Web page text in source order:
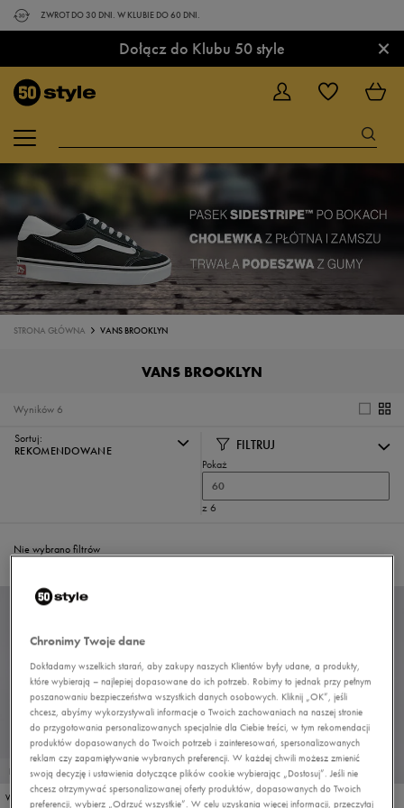
ZWROT DO 30 DNI. W KLUBIE DO 60 DNI.
Dołącz do Klubu 50 style ×
STRONA GŁÓWNA VANS BROOKLYN
VANS BROOKLYN
6
Wyników
Sortuj:
REKOMENDOWANE
FILTRUJ
Pokaż
60
z 6
Nie wybrano filtrów
PROMO: DO -30%
VANS BROOKLYN LS
PROMO: DO -30%
VANS BROOKLYN LS
Chronimy Twoje dane
Dokładamy wszelkich starań, aby zakupy naszych Klientów były udane, a produkty,
które wybierają – najlepiej dopasowane do ich potrzeb. Robimy to jednak przy pełnym
poszanowaniu bezpieczeństwa wszystkich danych osobowych. Kliknij „OK”, jeśli
chcesz, abyśmy wykorzystywali informacje o Twoich zachowaniach na naszej stronie
do przygotowania personalizowanych specjalnie dla Ciebie treści, w tym rekomendacji
produktów dopasowanych do Twoich potrzeb i zainteresowań, spersonalizowanych
reklam czy zapamiętywanie wybranych preferencji. W każdej chwili możesz zmienić
swoją decyzję i ustawienia dotyczące plików cookie wybierając „Dostosuj”. Jeśli nie
chcesz otrzymywać spersonalizowanej oferty produktów, dopasowanych do Twoich
preferencji, wybierz „Odrzuć wszystkie”. W celu uzyskania więcej informacji, przeczytaj